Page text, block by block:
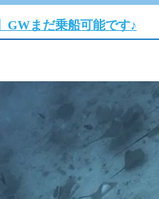
GWまだ乗船可能です♪